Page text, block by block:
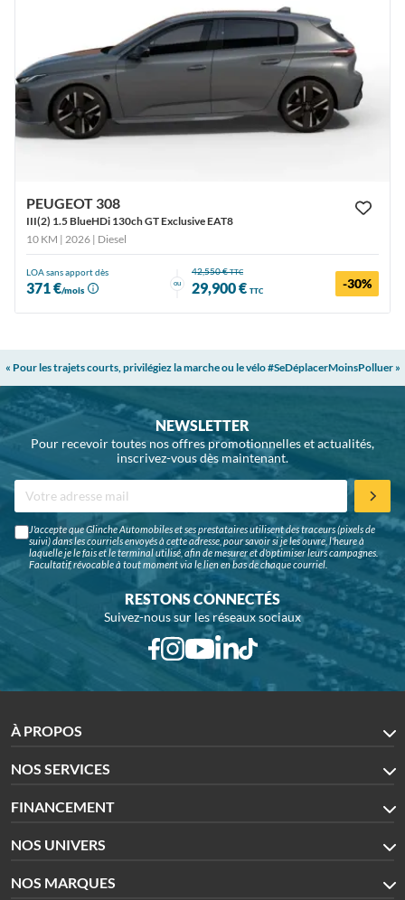
PEUGEOT 308
III(2) 1.5 BlueHDi 130ch GT Exclusive EAT8
10 KM | 2026 | Diesel
LOA sans apport dès
371 €/mois
ou
42,550 €TTC
29,900 € TTC -30%
« Pour les trajets courts, privilégiez la marche ou le vélo #SeDéplacerMoinsPolluer »
NEWSLETTER
Pour recevoir toutes nos offres promotionnelles et actualités,
inscrivez-vous dès maintenant.
J'accepte que Glinche Automobiles et ses prestataires utilisent des traceurs (pixels de
suivi) dans les courriels envoyés à cette adresse, pour savoir si je les ouvre, l'heure à
laquelle je le fais et le terminal utilisé, afin de mesurer et d'optimiser leurs campagnes.
Facultatif, révocable à tout moment via le lien en bas de chaque courriel.
RESTONS CONNECTÉS
Suivez-nous sur les réseaux sociaux
À PROPOS
NOS SERVICES
FINANCEMENT
NOS UNIVERS
NOS MARQUES